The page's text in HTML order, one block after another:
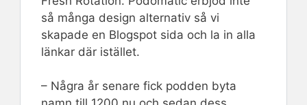
så många design alternativ så vi
skapade en Blogspot sida och la in alla
länkar där istället.
– Några år senare fick podden byta